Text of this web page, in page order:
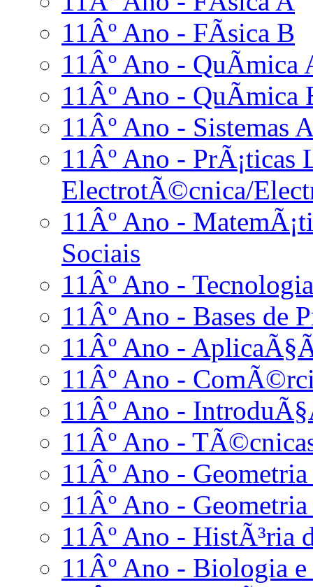
11Âº Ano - FÃ­sica B
11Âº Ano - QuÃ­mica
11Âº Ano - QuÃ­mica
11Âº Ano - Sistemas
11Âº Ano - PrÃ¡ticas
ElectrotÃ©cnica/
11Âº Ano -
Sociais
11Âº Ano -
11Âº Ano - Bases de
11Âº Ano -
11Âº Ano -
11Âº Ano -
11Âº Ano -
11Âº Ano -
11Âº Ano -
11Âº Ano - HistÃ³ria
11Âº Ano - Biologia